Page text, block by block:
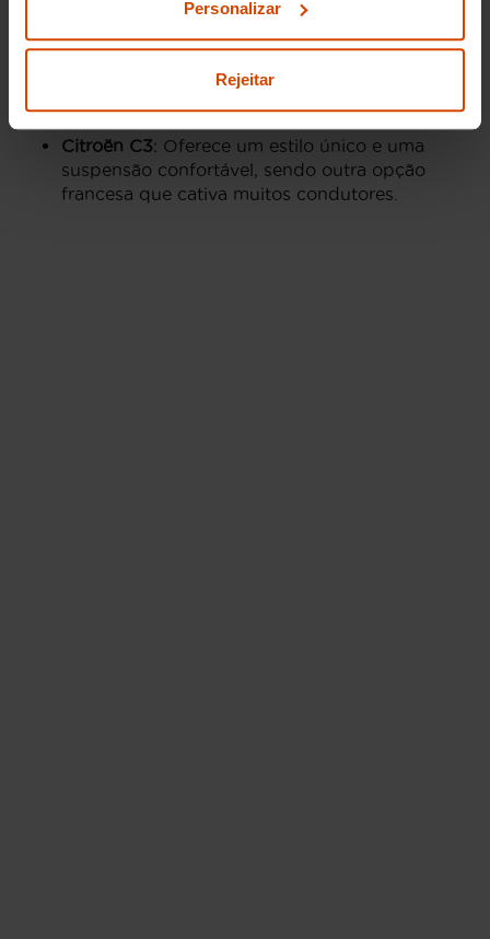
Personalizar
Rejeitar
comportamento dinâmico e uma ampla gama
alternativa prática, com design moderno e
uma condução confortável.
Citroën C3: Oferece um estilo único e uma
suspensão confortável, sendo outra opção
francesa que cativa muitos condutores.